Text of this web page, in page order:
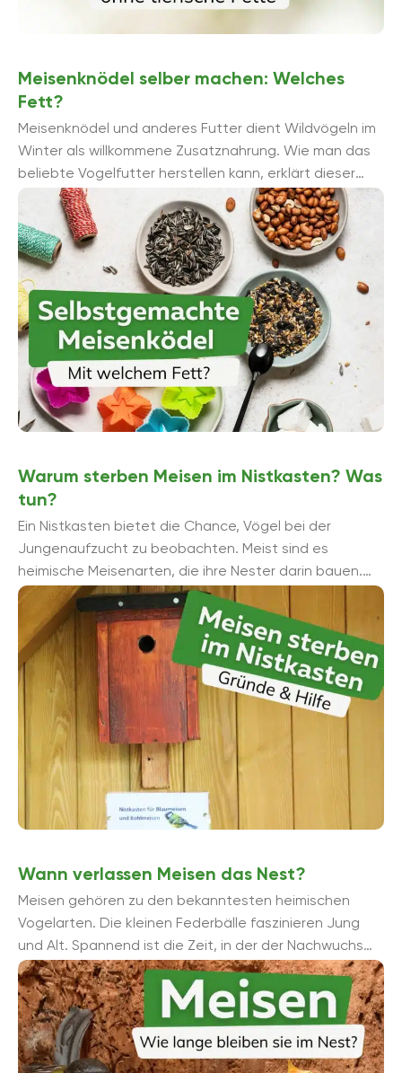
Meisenknödel selber machen: Welches
Fett?
Meisenknödel und anderes Futter dient Wildvögeln im
Winter als willkommene Zusatznahrung. Wie man das
beliebte Vogelfutter herstellen kann, erklärt dieser
Artikel. Mit diesem Fett machen Sie Meisenknö...
Warum sterben Meisen im Nistkasten? Was
tun?
Ein Nistkasten bietet die Chance, Vögel bei der
Jungenaufzucht zu beobachten. Meist sind es
heimische Meisenarten, die ihre Nester darin bauen.
Was sind die Ursachen, wenn die Meisen im ...
Wann verlassen Meisen das Nest?
Meisen gehören zu den bekanntesten heimischen
Vogelarten. Die kleinen Federbälle faszinieren Jung
und Alt. Spannend ist die Zeit, in der der Nachwuchs
flügge wird. Wann verlassen Meisen ...